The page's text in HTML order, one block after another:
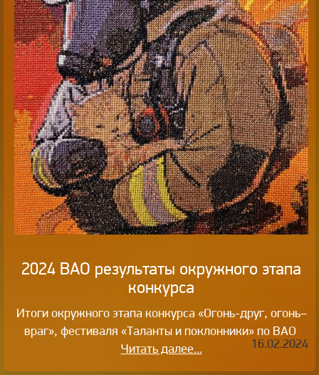
2024 ВАО результаты окружного этапа
конкурса
Итоги окружного этапа конкурса «Огонь-друг, огонь–
враг», фестиваля «Таланты и поклонники» по ВАО
Читать далее...
16.02.2024